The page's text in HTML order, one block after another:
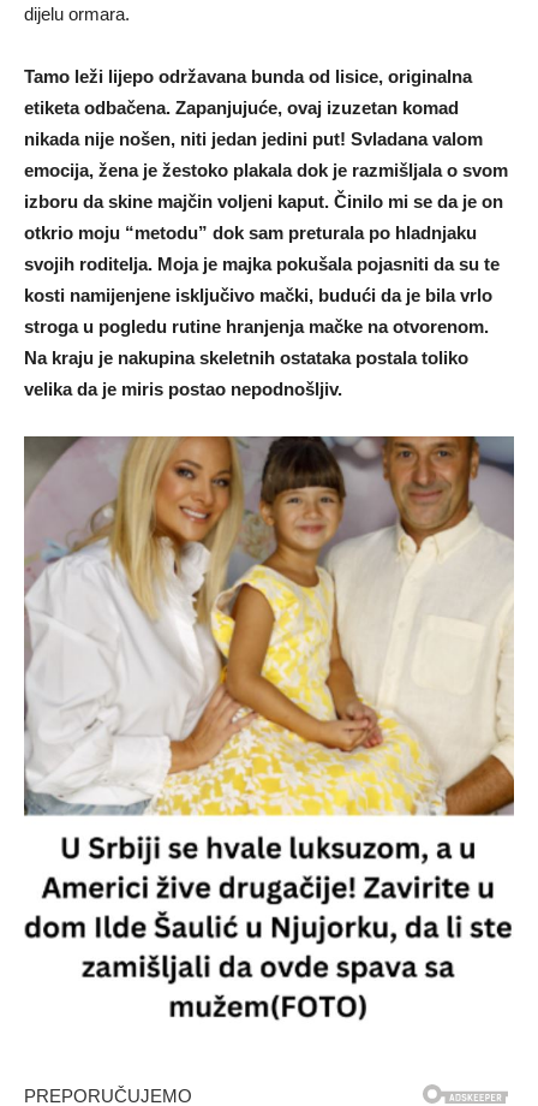
dijelu ormara.
Tamo leži lijepo održavana bunda od lisice, originalna
etiketa odbačena. Zapanjujuće, ovaj izuzetan komad
nikada nije nošen, niti jedan jedini put! Svladana valom
emocija, žena je žestoko plakala dok je razmišljala o svom
izboru da skine majčin voljeni kaput. Činilo mi se da je on
otkrio moju “metodu” dok sam preturala po hladnjaku
svojih roditelja. Moja je majka pokušala pojasniti da su te
kosti namijenjene isključivo mački, budući da je bila vrlo
stroga u pogledu rutine hranjenja mačke na otvorenom.
Na kraju je nakupina skeletnih ostataka postala toliko
velika da je miris postao nepodnošljiv.